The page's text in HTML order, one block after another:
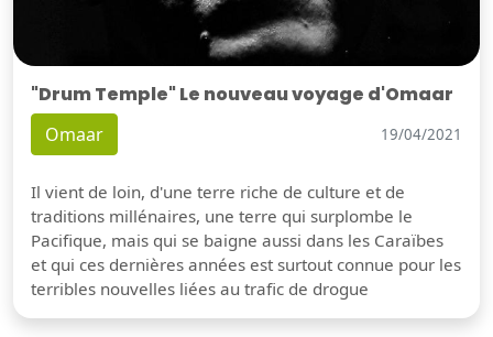
"Drum Temple" Le nouveau voyage d'Omaar
Omaar 19/04/2021
Il vient de loin, d'une terre riche de culture et de
traditions millénaires, une terre qui surplombe le
Pacifique, mais qui se baigne aussi dans les Caraïbes
et qui ces dernières années est surtout connue pour les
terribles nouvelles liées au trafic de drogue